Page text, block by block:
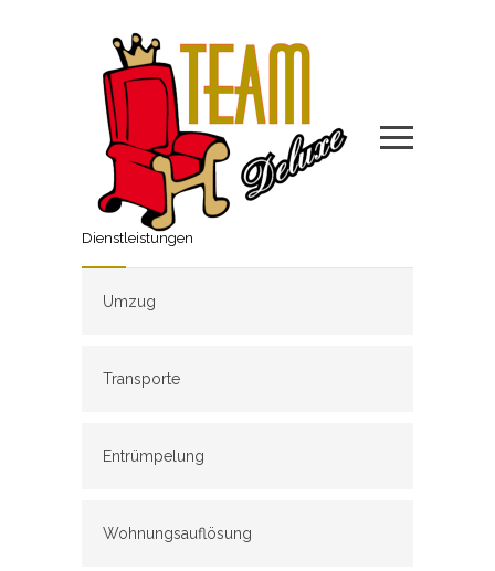
Dienstleistungen
Umzug
Transporte
Entrümpelung
Wohnungsauflösung